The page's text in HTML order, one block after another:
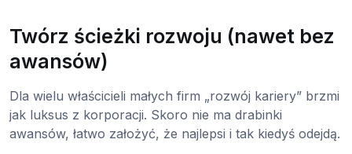
Twórz ścieżki rozwoju (nawet bez
awansów)
Dla wielu właścicieli małych firm „rozwój kariery” brzmi
jak luksus z korporacji. Skoro nie ma drabinki
awansów, łatwo założyć, że najlepsi i tak kiedyś odejdą.